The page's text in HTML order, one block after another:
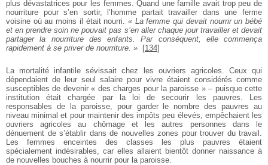
plus dévastatrices pour les femmes. Quand une famille avait trop peu de
nourriture pour s’en sortir, l’homme partait travailler dans une ferme
voisine où au moins il était nourri. « La femme qui devait nourrir un bébé
et en prendre soin ne pouvait pas s’en aller chaque jour travailler et devait
partager la nourriture des enfants. Par conséquent, elle commença
rapidement à se priver de nourriture. » [134]
La mortalité infantile sévissait chez les ouvriers agricoles. Ceux qui
dépendaient de leur seul salaire pour vivre étaient considérés comme
susceptibles de devenir « des charges pour la paroisse » – puisque cette
institution était chargée par la loi de secourir les pauvres. Les
responsables de la paroisse, pour garder le nombre des pauvres au
niveau minimal et pour maintenir des impôts peu élevés, empêchaient les
ouvriers agricoles au chômage et les autres personnes dans le
dénuement de s’établir dans de nouvelles zones pour trouver du travail.
Les femmes enceintes des classes les plus pauvres étaient
spécialement indésirables, car elles allaient bientôt donner naissance à
de nouvelles bouches à nourrir pour la paroisse.